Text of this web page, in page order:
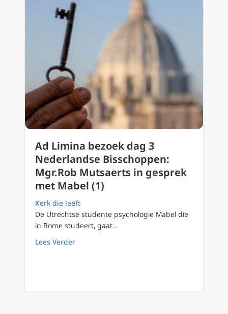
Ad Limina bezoek dag 3
Nederlandse Bisschoppen:
Mgr.Rob Mutsaerts in gesprek
met Mabel (1)
Kerk die leeft
De Utrechtse studente psychologie Mabel die
in Rome studeert, gaat…
Lees Verderabout Ad Limina bezoek dag 3